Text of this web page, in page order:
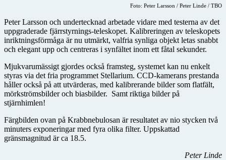
Foto: Peter Larsson / Peter Linde / TBO
Peter Larsson och undertecknad arbetade vidare med testerna av det
uppgraderade fjärrstyrnings-teleskopet. Kalibreringen av teleskopets
inriktningsförmåga är nu utmärkt, valfria synliga objekt letas snabbt
och elegant upp och centreras i synfältet inom ett fåtal sekunder.
Mjukvarumässigt gjordes också framsteg, systemet kan nu enkelt
styras via det fria programmet Stellarium. CCD-kamerans prestanda
håller också på att utvärderas, med kalibrerande bilder som flatfält,
mörkströmsbilder och biasbilder. Samt riktiga bilder på
stjärnhimlen!
Färgbilden ovan på Krabbnebulosan är resultatet av nio stycken två
minuters exponeringar med fyra olika filter. Uppskattad
gränsmagnitud är ca 18.5.
Peter Linde